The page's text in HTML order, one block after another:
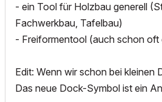
- ein Tool für Holzbau generell
Fachwerkbau, Tafelbau)
- Freiformentool (auch schon oft
Edit: Wenn wir schon bei kleinen
Das neue Dock-Symbol ist ein